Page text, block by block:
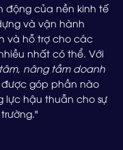
động của nền kinh tế
và vận hành
và hỗ trợ cho các
nhất có thể. Với
tâm, nâng tầm doanh
được góp phần nào
lực hậu thuẫn cho sự